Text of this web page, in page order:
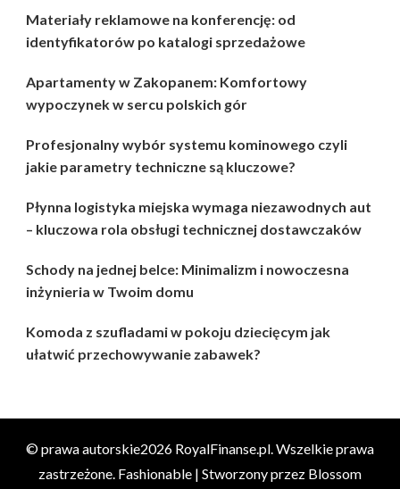
Materiały reklamowe na konferencję: od
identyfikatorów po katalogi sprzedażowe
Apartamenty w Zakopanem: Komfortowy
wypoczynek w sercu polskich gór
Profesjonalny wybór systemu kominowego czyli
jakie parametry techniczne są kluczowe?
Płynna logistyka miejska wymaga niezawodnych aut
– kluczowa rola obsługi technicznej dostawczaków
Schody na jednej belce: Minimalizm i nowoczesna
inżynieria w Twoim domu
Komoda z szufladami w pokoju dziecięcym jak
ułatwić przechowywanie zabawek?
© prawa autorskie2026 RoyalFinanse.pl. Wszelkie prawa
zastrzeżone. Fashionable | Stworzony przez Blossom